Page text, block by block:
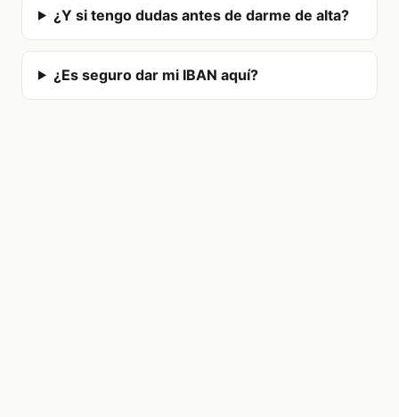
¿Y si tengo dudas antes de darme de alta?
¿Es seguro dar mi IBAN aquí?